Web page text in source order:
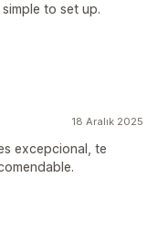
to set up.
18 Aralık 2025
excepcional, te